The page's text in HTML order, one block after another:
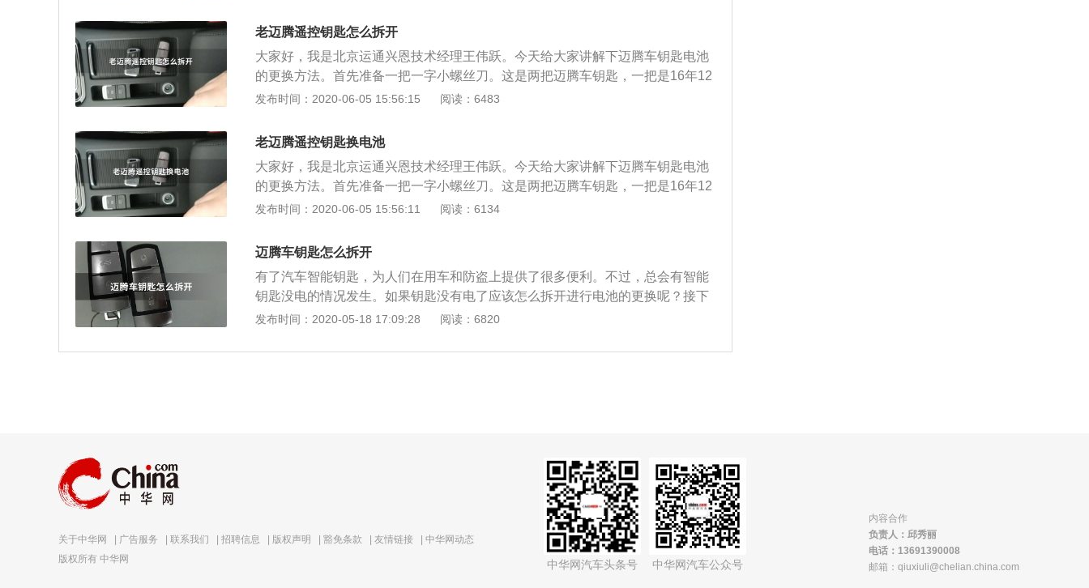
电时，车辆仪表上会有提示：“未检测到遥控钥匙”，会提示我们驾驶员检查我们
的电池电量。恢复安装：安装电池、安装饰板、安装机械钥匙，电池更换完毕。
提示大家如果电池更换不当，可能损坏车钥匙，安装时注意正确的极性，选择尺
推动金属饰盖，取下金属饰盖，沿着缝隙打开盖板，两侧要均匀，注意电池的极
性，正极向外，用一字小螺丝刀取出电池，选择相同型号的电池安装，安装方法
与拆卸相反：安装电池、安装饰盖、安装金属盖、锁止机构、安装机械钥匙，安
装完毕；18年12月之后的遥控钥匙电池更换，推动应急钥匙的锁止机构，取下机
械钥匙，沿着缝隙打开饰板，打开缝隙后稍微用力外推，拔下饰板，用小螺丝刀
电时，车辆仪表上会有提示：“未检测到遥控钥匙”，会提示我们驾驶员检查我们
的电池电量。恢复安装：安装电池、安装饰板、安装机械钥匙，电池更换完毕。
提示大家如果电池更换不当，可能损坏车钥匙，安装时注意正确的极性，选择尺
老迈腾遥控钥匙怎么拆开
大家好，我是北京运通兴恩技术经理王伟跃。今天给大家讲解下迈腾车钥匙电池
的更换方法。首先准备一把一字小螺丝刀。这是两把迈腾车钥匙，一把是16年12
月之前的车钥匙，一把是16年之后的车钥匙，更换电池的方法不同。我们先来讲
推动金属饰盖，取下金属饰盖，沿着缝隙打开盖板，两侧要均匀，注意电池的极
性，正极向外，用一字小螺丝刀取出电池，选择相同型号的电池安装，安装方法
与拆卸相反：安装电池、安装饰盖、安装金属盖、锁止机构、安装机械钥匙，安
装完毕；18年12月之后的遥控钥匙电池更换，推动应急钥匙的锁止机构，取下机
械钥匙，沿着缝隙打开饰板，打开缝隙后稍微用力外推，拔下饰板，用小螺丝刀
电时，车辆仪表上会有提示：“未检测到遥控钥匙”，会提示我们驾驶员检查我们
的电池电量。恢复安装：安装电池、安装饰板、安装机械钥匙，电池更换完毕。
提示大家如果电池更换不当，可能损坏车钥匙，安装时注意正确的极性，选择尺
发布时间：2020-06-05 15:56:15 阅读：6483
老迈腾遥控钥匙换电池
大家好，我是北京运通兴恩技术经理王伟跃。今天给大家讲解下迈腾车钥匙电池
的更换方法。首先准备一把一字小螺丝刀。这是两把迈腾车钥匙，一把是16年12
月之前的车钥匙，一把是16年之后的车钥匙，更换电池的方法不同。我们先来讲
推动金属饰盖，取下金属饰盖，沿着缝隙打开盖板，两侧要均匀，注意电池的极
性，正极向外，用一字小螺丝刀取出电池，选择相同型号的电池安装，安装方法
与拆卸相反：安装电池、安装饰盖、安装金属盖、锁止机构、安装机械钥匙，安
装完毕；18年12月之后的遥控钥匙电池更换，推动应急钥匙的锁止机构，取下机
械钥匙，沿着缝隙打开饰板，打开缝隙后稍微用力外推，拔下饰板，用小螺丝刀
发布时间：2020-06-05 15:56:11 阅读：6134
迈腾车钥匙怎么拆开
有了汽车智能钥匙，为人们在用车和防盗上提供了很多便利。不过，总会有智能
钥匙没电的情况发生。如果钥匙没有电了应该怎么拆开进行电池的更换呢？接下
来就来了解一下： 首先将机械钥匙拔出来，然后让钥匙的徽标向上，找一个合适
的电池，拆卸钥匙旧电池，安装新电池，遥控钥匙进行复位。复位后再试一下遥
发布时间：2020-05-18 17:09:28 阅读：6820
关于中华网 广告服务 联系我们 招聘信息 版权声明 豁免条款 友情链接
中华网动态
版权所有 中华网
中华网汽车头条号 中华网汽车公众号
内容合作
负责人：邱秀丽
电话：13691390008
邮箱：qiuxiuli@chelian.china.com